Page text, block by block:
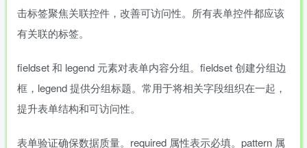
击标签聚焦关联控件，改善可访问性。所有表单控件都应该
有关联的标签。
fieldset 和 legend 元素对表单内容分组。fieldset 创建分组边
框，legend 提供分组标题。常用于将相关字段组织在一起，
提升表单结构和可访问性。
表单验证确保数据质量。required 属性表示必填。pattern 属